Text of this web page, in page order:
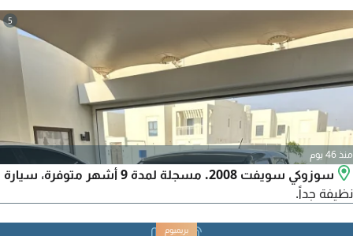
5
منذ 46 يوم
سوزوكي سويفت 2008. مسجلة لمدة 9 أشهر متوفرة، سيارة
نظيفة جداً.